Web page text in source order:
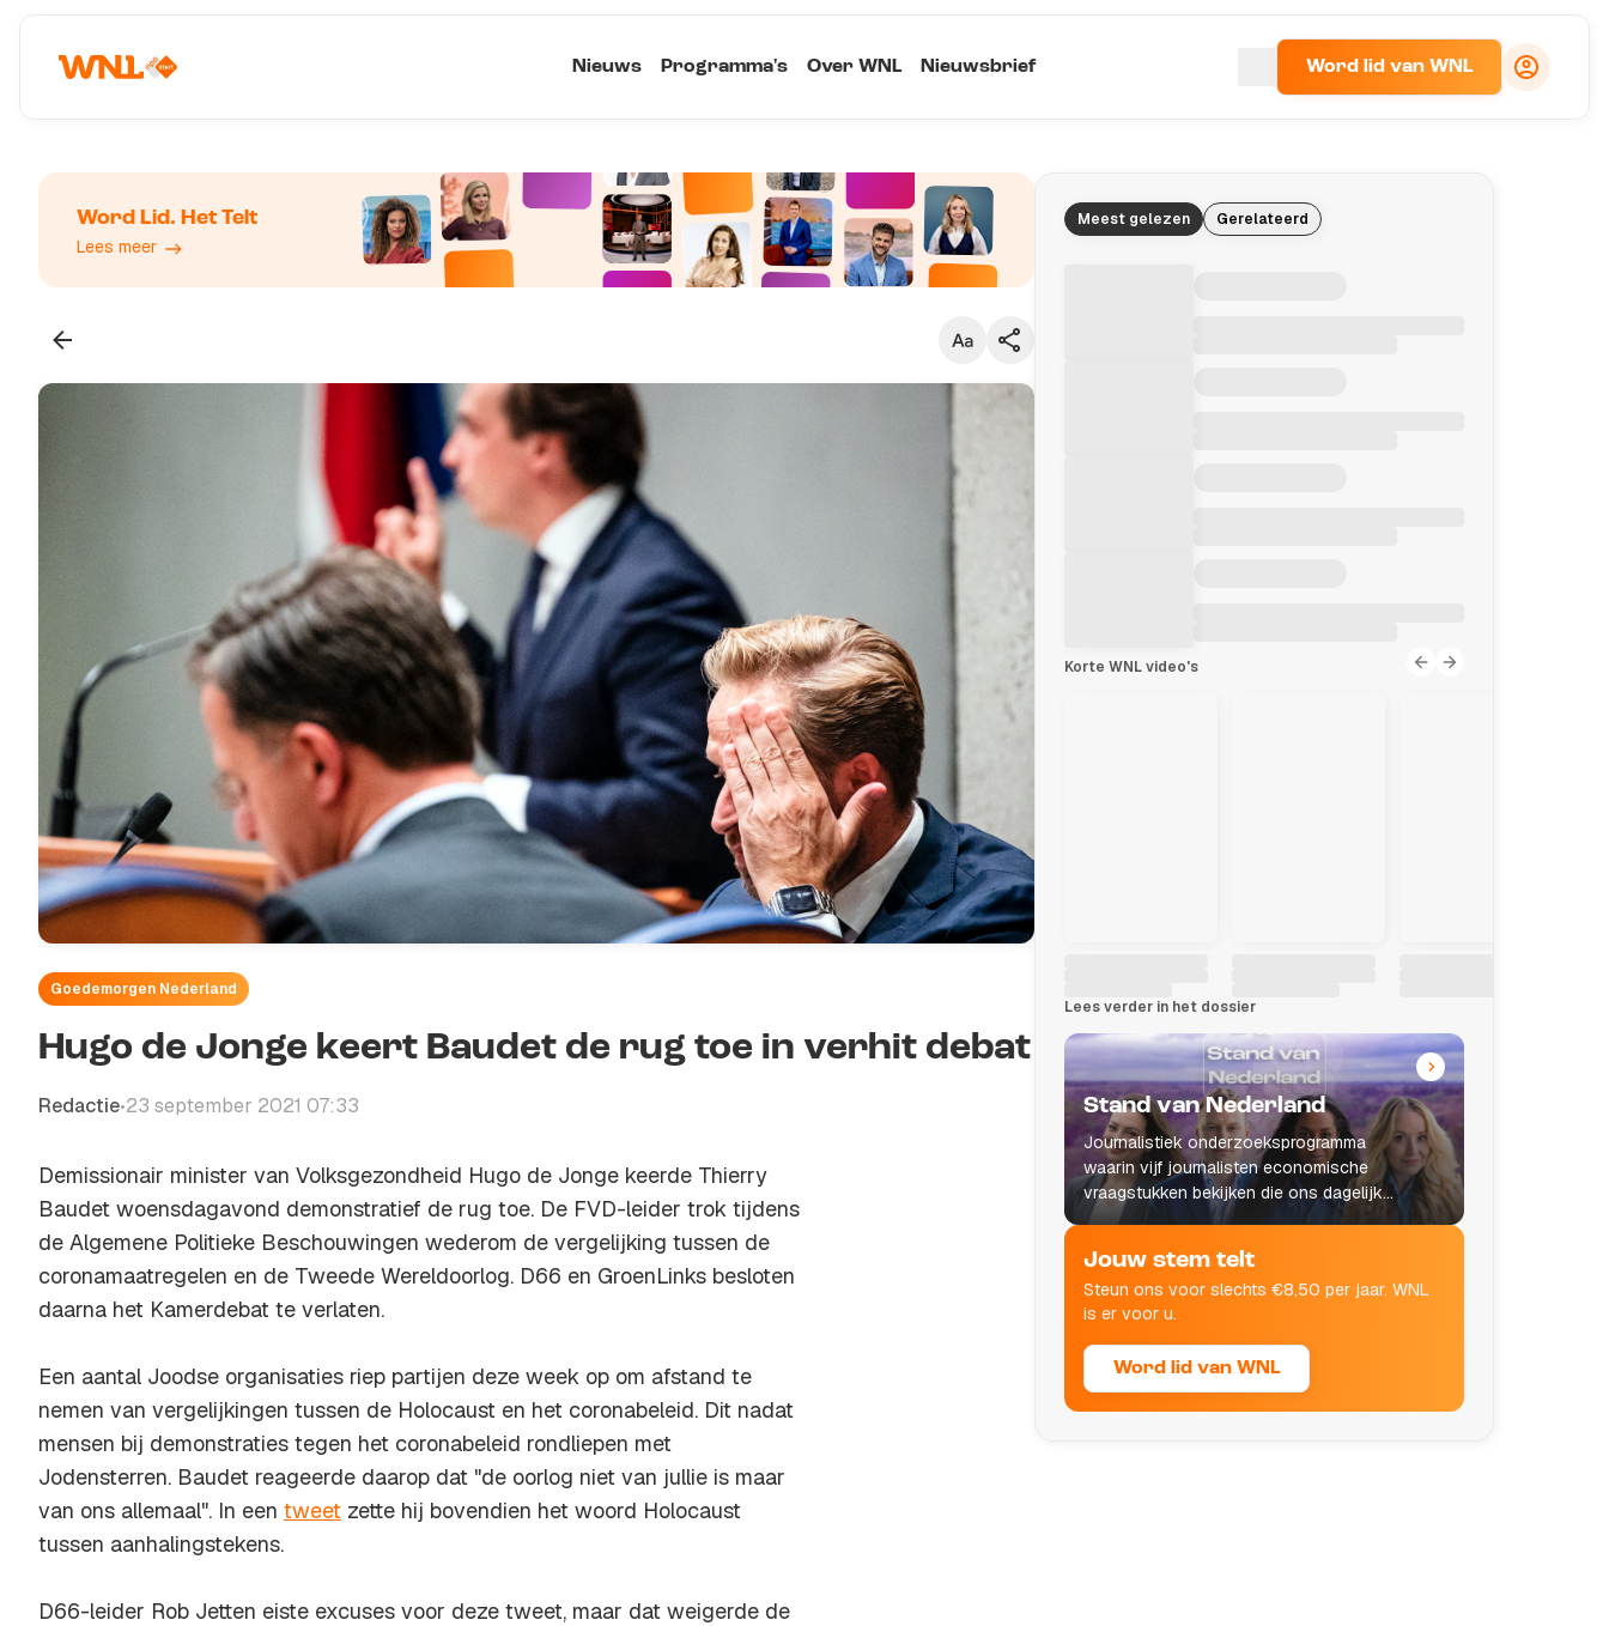
Nieuws Programma's Over WNL Nieuwsbrief Word lid van WNL
Word Lid. Het Telt
Lees meer
Standaard
Goedemorgen Nederland
Hugo de Jonge keert Baudet de rug toe in verhit debat
Redactie•23 september 2021 07:33
Demissionair minister van Volksgezondheid Hugo de Jonge keerde Thierry
Baudet woensdagavond demonstratief de rug toe. De FVD-leider trok tijdens
de Algemene Politieke Beschouwingen wederom de vergelijking tussen de
coronamaatregelen en de Tweede Wereldoorlog. D66 en GroenLinks besloten
daarna het Kamerdebat te verlaten.
Een aantal Joodse organisaties riep partijen deze week op om afstand te
nemen van vergelijkingen tussen de Holocaust en het coronabeleid. Dit nadat
mensen bij demonstraties tegen het coronabeleid rondliepen met
Jodensterren. Baudet reageerde daarop dat "de oorlog niet van jullie is maar
van ons allemaal". In een tweet zette hij bovendien het woord Holocaust
tussen aanhalingstekens.
D66-leider Rob Jetten eiste excuses voor deze tweet, maar dat weigerde de
Meest gelezen Gerelateerd
Korte WNL video's
Lees verder in het dossier
Stand van Nederland
Journalistiek onderzoeksprogramma
waarin vijf journalisten economische
vraagstukken bekijken die ons dagelijks
leven raken.
Jouw stem telt
Steun ons voor slechts €8,50 per jaar. WNL
is er voor u.
Word lid van WNL